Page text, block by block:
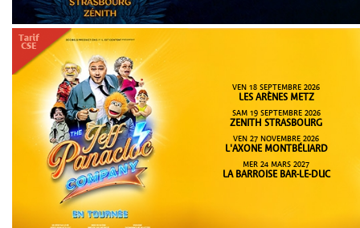
VEN 18 SEPTEMBRE 2026
LES ARÈNES METZ
SAM 19 SEPTEMBRE 2026
ZENITH STRASBOURG
VEN 27 NOVEMBRE 2026
L'AXONE MONTBÉLIARD
MER 24 MARS 2027
LA BARROISE BAR-LE-DUC